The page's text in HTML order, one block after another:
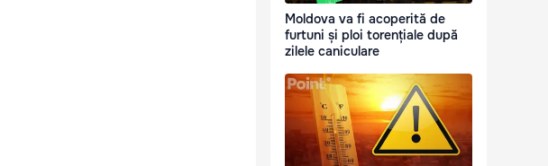
Moldova va fi acoperită de
furtuni și ploi torențiale după
zilele caniculare